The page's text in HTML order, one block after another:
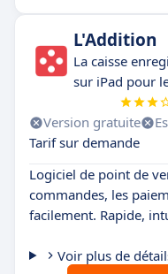
L'Addition
La caisse
sur iPad pour
Version gratuite
Tarif sur demande
Logiciel de point de
commandes, les
facilement. Rapide,
Voir plus de